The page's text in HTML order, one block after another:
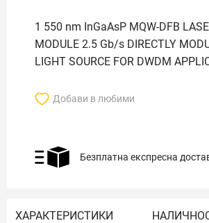
1 550 nm InGaAsP MQW-DFB
MODULE 2.5 Gb/s DIRECTLY
LIGHT SOURCE FOR DWDM
Добави в любими
Безплатна експресна
ХАРАКТЕРИСТИКИ